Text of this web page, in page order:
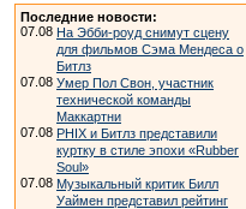
Последние новости:
07.08 На Эбби-роуд снимут сцену
для фильмов Сэма Мендеса о
Битлз
07.08 Умер Пол Свон, участник
технической команды
Маккартни
07.08 PHIX и Битлз представили
куртку в стиле эпохи «Rubber
Soul»
07.08 Музыкальный критик Билл
Уаймен представил рейтинг